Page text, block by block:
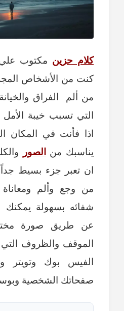
كلام حزين مكتوب
كنت من الأشخاص
من ألم الفراق
التي تسبب خيبة
اذا فأنت في المكان
يناسبك من
الصور
ان تعبر جزء بسيط
من وجع وألم
شفائه بسهولة يمكنك
عن طريق صورة
الموقف والظروف
الفيس بوك وتويتر
صفحاتك الشخصية